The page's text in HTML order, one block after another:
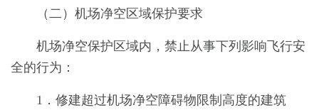
（二）机场净空区域保护要求
机场净空保护区域内，禁止从事下列影响飞行安
全的行为：
1．修建超过机场净空障碍物限制高度的建筑